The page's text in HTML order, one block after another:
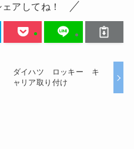
アしてね！
ダイハツ ロッキー キ
ャリア取り付け